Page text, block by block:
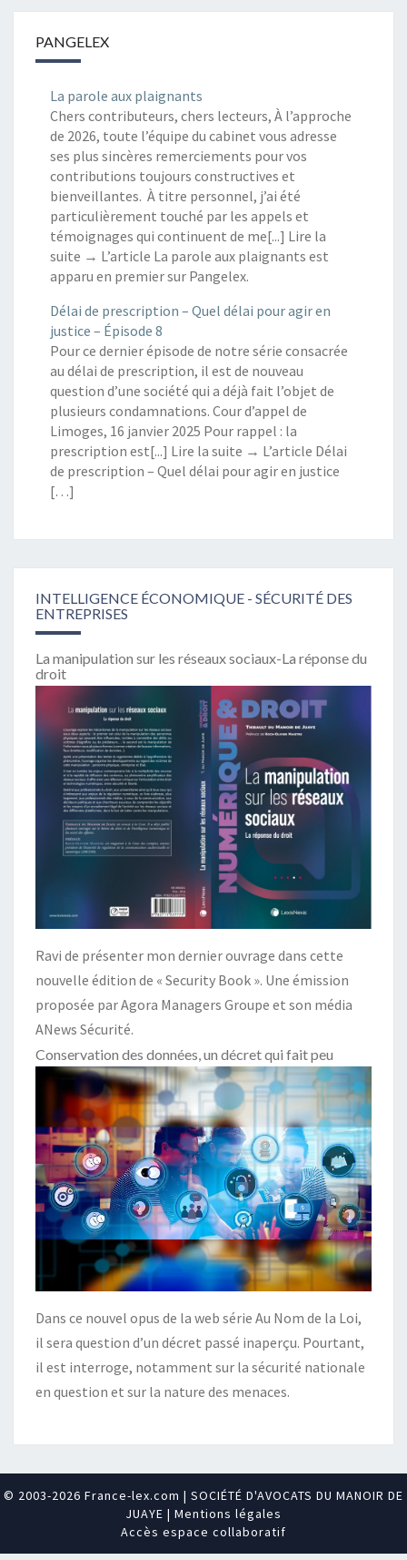
PANGELEX
La parole aux plaignants
Chers contributeurs, chers lecteurs, À l’approche
de 2026, toute l’équipe du cabinet vous adresse
ses plus sincères remerciements pour vos
contributions toujours constructives et
bienveillantes. À titre personnel, j’ai été
particulièrement touché par les appels et
témoignages qui continuent de me[...] Lire la
suite → L’article La parole aux plaignants est
apparu en premier sur Pangelex.
Délai de prescription – Quel délai pour agir en
justice – Épisode 8
Pour ce dernier épisode de notre série consacrée
au délai de prescription, il est de nouveau
question d’une société qui a déjà fait l’objet de
plusieurs condamnations. Cour d’appel de
Limoges, 16 janvier 2025 Pour rappel : la
prescription est[...] Lire la suite → L’article Délai
de prescription – Quel délai pour agir en justice
[…]
INTELLIGENCE ÉCONOMIQUE - SÉCURITÉ DES
ENTREPRISES
La manipulation sur les réseaux sociaux-La réponse du
droit
Ravi de présenter mon dernier ouvrage dans cette
nouvelle édition de « Security Book ». Une émission
proposée par Agora Managers Groupe et son média
ANews Sécurité.
Conservation des données, un décret qui fait peu
Dans ce nouvel opus de la web série Au Nom de la Loi,
il sera question d’un décret passé inaperçu. Pourtant,
il est interroge, notamment sur la sécurité nationale
en question et sur la nature des menaces.
© 2003-2026 France-lex.com | SOCIÉTÉ D'AVOCATS DU MANOIR DE
JUAYE | Mentions légales
Accès espace collaboratif